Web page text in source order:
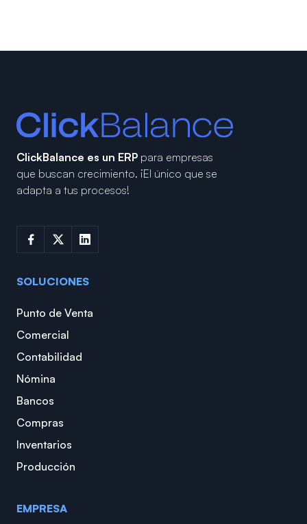
ClickBalance es un ERP para empresas
que buscan crecimiento. ¡El único que se
adapta a tus procesos!
SOLUCIONES
Punto de Venta
Comercial
Contabilidad
Nómina
Bancos
Compras
Inventarios
Producción
EMPRESA